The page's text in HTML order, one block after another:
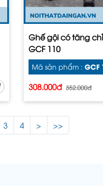
Ghế gội có tăng
GCF 110
Mã sản phẩm : GCF
308.000đ 352.000đ
3 4 > >>